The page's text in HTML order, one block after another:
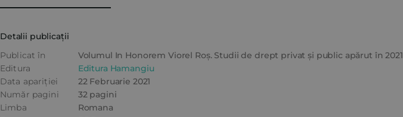
Detalii publicații
Publicat în
Volumul In Honorem Viorel Roș. Studii de drept privat și public apărut în 2021
Editura
Editura Hamangiu
Data apariției
22 Februarie 2021
Număr pagini
32 pagini
Limba
Romana